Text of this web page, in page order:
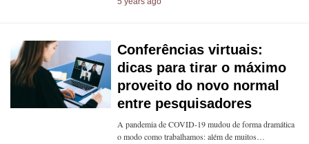
Conferências virtuais:
dicas para tirar o máximo
proveito do novo normal
entre pesquisadores
A pandemia de COVID-19 mudou de forma dramática
o modo como trabalhamos: além de muitos…